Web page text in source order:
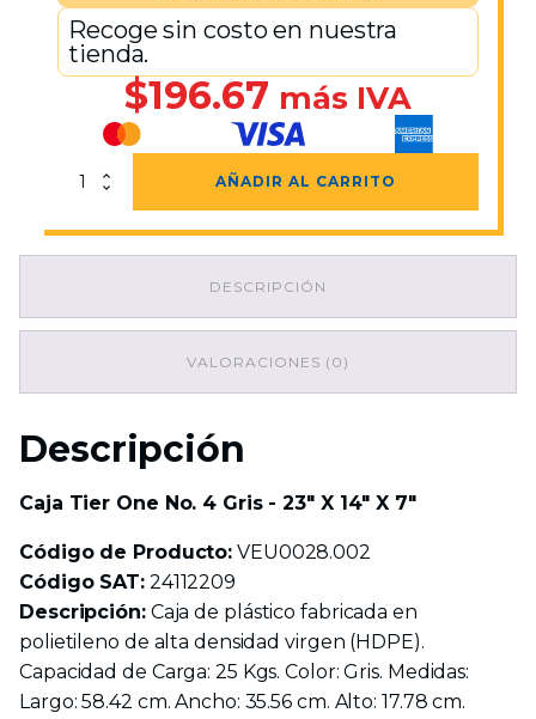
Recoge sin costo en nuestra
tienda.
$196.67 más IVA
Caja
No.
23"
cantidad
AÑADIR AL CARRITO
DESCRIPCIÓN
VALORACIONES (0)
Descripción
Caja Tier One No. 4 Gris - 23" X 14" X 7"
Código de Producto: VEU0028.002
Código SAT:24112209
Descripción:Caja de plástico fabricada en
polietileno de alta densidad virgen (HDPE).
Capacidad de Carga: 25 Kgs. Color: Gris. Medidas:
Largo: 58.42 cm. Ancho: 35.56 cm. Alto: 17.78 cm.